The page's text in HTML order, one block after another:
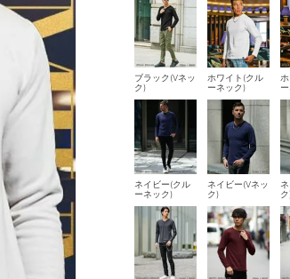
ブラック(Vネッ
ク)
ホワイト(クル
ーネック)
ネイビー(クル
ーネック)
ネイビー(Vネッ
ク)